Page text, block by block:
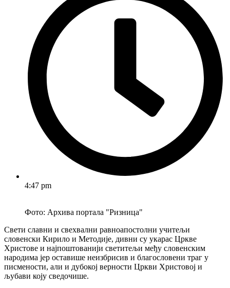
4:47 pm
Фото: Архива портала "Ризница"
Свети славни и свехвални равноапостолни учитељи
словенски Кирило и Методије, дивни су укарас Цркве
Христове и најпоштованији светитељи међу словенским
народима јер оставише неизбрисив и благословени траг у
писмености, али и дубокој верности Цркви Христовој и
љубави коју сведочише.